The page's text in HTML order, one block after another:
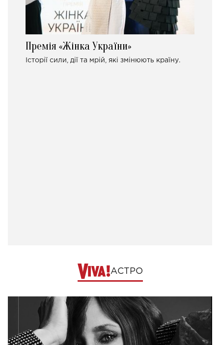
Премія «Жінка України»
Історії сили, дії та мрій, які змінюють країну.
АСТРО